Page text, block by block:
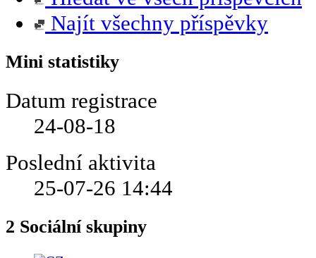
Najít všechny příspěvky
Mini statistiky
Datum registrace
24-08-18
Poslední aktivita
25-07-26 14:44
2 Sociální skupiny